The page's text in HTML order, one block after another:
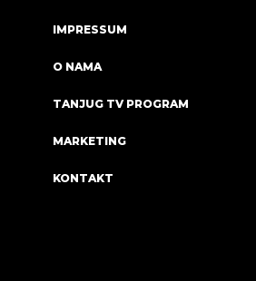
IMPRESSUM
O NAMA
TANJUG TV PROGRAM
MARKETING
KONTAKT